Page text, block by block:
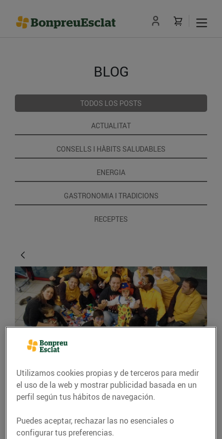
BLOG
TODOS LOS POSTS
ACTUALITAT
CONSELLS I HÀBITS SALUDABLES
ENERGIA
GASTRONOMIA I TRADICIONS
RECEPTES
ACTUALIDAD
La solidaritat mou
muntanyes
08/abril/2016
Utilizamos cookies propias y de terceros para medir
el uso de la web y mostrar publicidad basada en un
perfil según tus hábitos de navegación.
Puedes aceptar, rechazar las no esenciales o
configurar tus preferencias.